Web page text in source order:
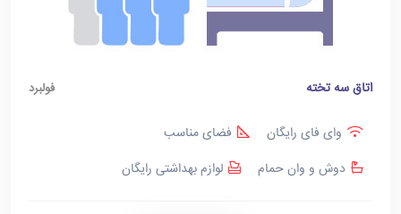
اتاق سه تخته فولبرد
وای فای رایگان
فضای مناسب
دوش و وان حمام
لوازم بهداشتی رایگان